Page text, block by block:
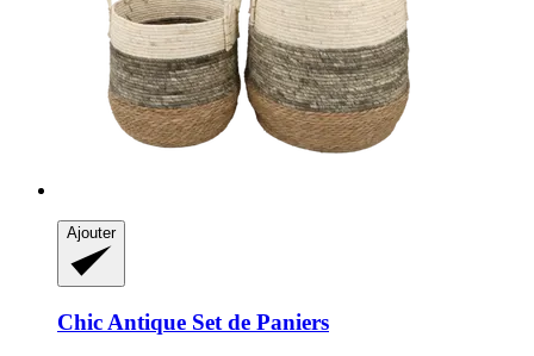
Ajouter
Chic Antique Set de Paniers